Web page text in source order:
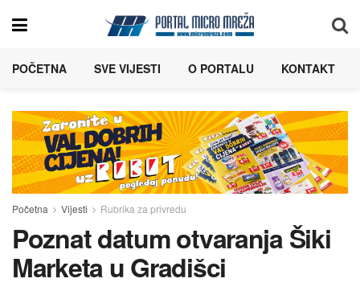
POČETNA SVE VIJESTI O PORTALU KONTAKT
Početna Vijesti Rubrika za privredu
Poznat datum otvaranja Šiki
Marketa u Gradišci